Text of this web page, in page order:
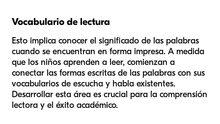
Vocabulario de lectura
Esto implica conocer el significado de las palabras
cuando se encuentran en forma impresa. A medida
que los niños aprenden a leer, comienzan a
conectar las formas escritas de las palabras con sus
vocabularios de escucha y habla existentes.
Desarrollar esta área es crucial para la comprensión
lectora y el éxito académico.